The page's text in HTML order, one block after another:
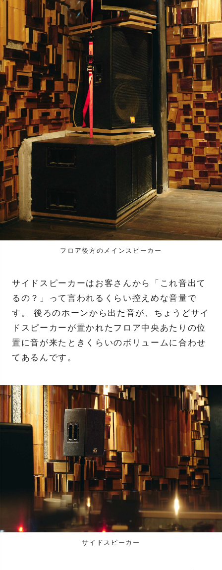
フロア後方のメインスピーカー
サイドスピーカーはお客さんから「これ音出て
るの？」って言われるくらい控えめな音量で
す。 後ろのホーンから出た音が、ちょうどサイ
ドスピーカーが置かれたフロア中央あたりの位
置に音が来たときくらいのボリュームに合わせ
てあるんです。
サイドスピーカー